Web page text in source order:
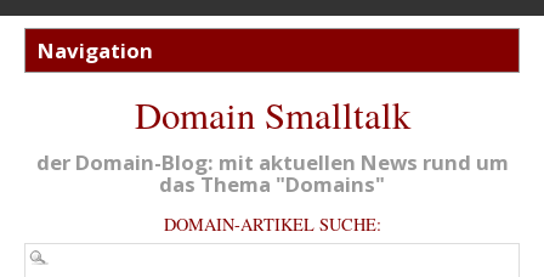
Domain Smalltalk
der Domain-Blog: mit aktuellen News rund um
das Thema "Domains"
DOMAIN-ARTIKEL SUCHE: